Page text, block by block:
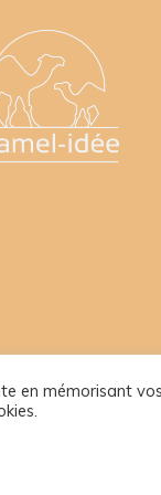
en mémorisant